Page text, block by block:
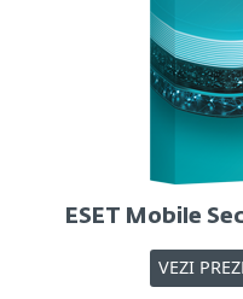
ESET Mobile
VEZI